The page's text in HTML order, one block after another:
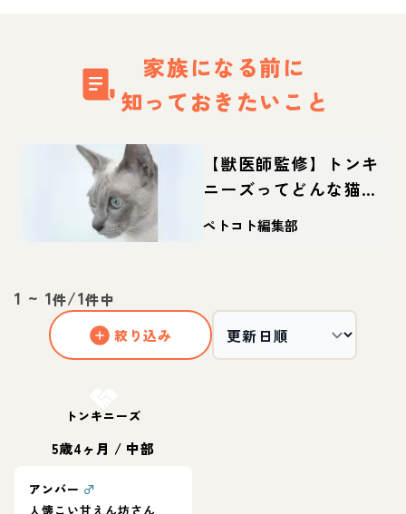
家族になる前に
知っておきたいこと
【獣医師監修】トンキ
ニーズってどんな猫？
性格・体重・寿命の特
徴・迎え方
ペトコト編集部
1 ~ 1件/1件中
絞り込み
トンキニーズ
5歳4ヶ月 / 中部
アンバー ♂
人懐こい甘えん坊さん